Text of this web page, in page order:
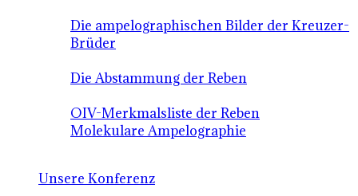
Die ampelographischen Bilder der Kreuzer-
Brüder
Die Abstammung der Reben
OIV-Merkmalsliste der Reben
Molekulare Ampelographie
Unsere Konferenz